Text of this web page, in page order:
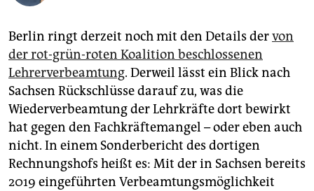
abo
genossenschaft
epaper login
Berlin ringt derzeit noch mit den Details dervon
der rot-grün-roten Koalition beschlossenen
Lehrerverbeamtung. Derweil lässt ein Blick nach
Sachsen Rückschlüsse darauf zu, was die
Wiederverbeamtung der Lehrkräfte dort bewirkt
hat gegen den Fachkräftemangel – oder eben auch
nicht. In einem Sonderbericht des dortigen
Rechnungshofs heißt es: Mit der in Sachsen bereits
2019 eingeführten Verbeamtungsmöglichkeit